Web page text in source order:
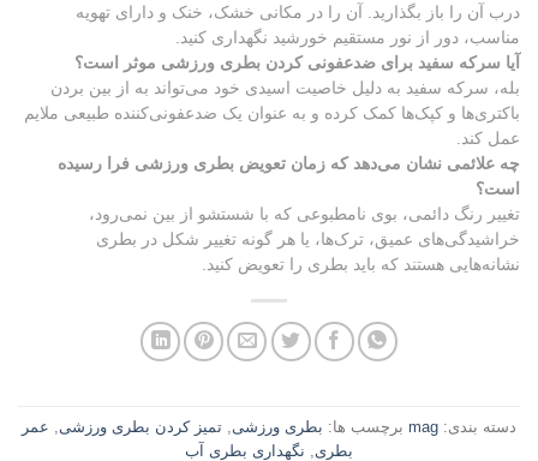
درب آن را باز بگذارید. آن را در مکانی خشک، خنک و دارای تهویه
مناسب، دور از نور مستقیم خورشید نگهداری کنید.
آیا سرکه سفید برای ضدعفونی کردن بطری ورزشی موثر است؟
بله، سرکه سفید به دلیل خاصیت اسیدی خود می‌تواند به از بین بردن
باکتری‌ها و کپک‌ها کمک کرده و به عنوان یک ضدعفونی‌کننده طبیعی ملایم
عمل کند.
چه علائمی نشان می‌دهد که زمان تعویض بطری ورزشی فرا رسیده
است؟
تغییر رنگ دائمی، بوی نامطبوعی که با شستشو از بین نمی‌رود،
خراشیدگی‌های عمیق، ترک‌ها، یا هر گونه تغییر شکل در بطری
نشانه‌هایی هستند که باید بطری را تعویض کنید.
دسته بندی: mag برچسب ها: بطری ورزشی تمیز کردن بطری ورزشی
عمر
بطری
نگهداری بطری آب